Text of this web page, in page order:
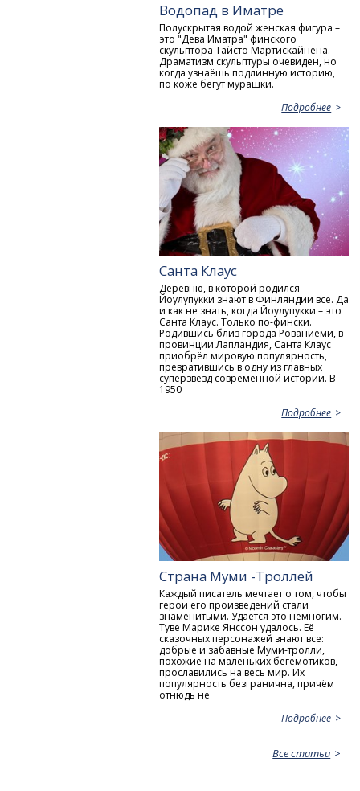
Водопад в Иматре
Полускрытая водой женская фигура –
это "Дева Иматра" финского
скульптора Тайсто Мартискайнена.
Драматизм скульптуры очевиден, но
когда узнаёшь подлинную историю,
по коже бегут мурашки.
Подробнее
Санта Клаус
Деревню, в которой родился
Йоулупукки знают в Финляндии все. Да
и как не знать, когда Йоулупукки – это
Санта Клаус. Только по-фински.
Родившись близ города Рованиеми, в
провинции Лапландия, Санта Клаус
приобрёл мировую популярность,
превратившись в одну из главных
суперзвёзд современной истории. В
1950
Подробнее
Страна Муми -Троллей
Каждый писатель мечтает о том, чтобы
герои его произведений стали
знаменитыми. Удаётся это немногим.
Туве Марике Янссон удалось. Её
сказочных персонажей знают все:
добрые и забавные Муми-тролли,
похожие на маленьких бегемотиков,
прославились на весь мир. Их
популярность безгранична, причём
отнюдь не
Подробнее
Все статьи